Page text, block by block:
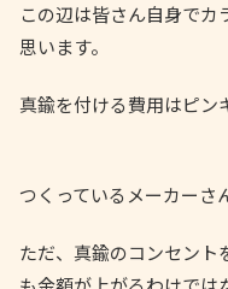
この辺は皆さん自身でカ
思います。
真鍮を付ける費用はピン
つくっているメーカーさ
ただ、真鍮のコンセント